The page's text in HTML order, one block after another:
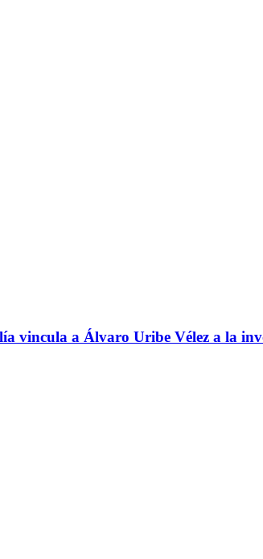
vincula a Álvaro Uribe Vélez a la